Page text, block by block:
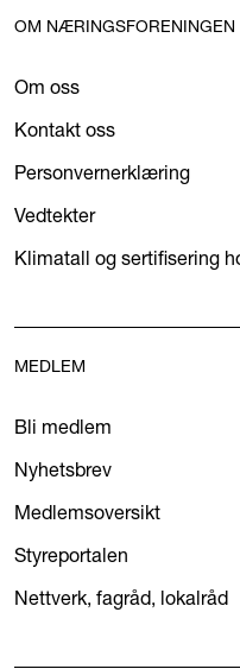
OM NÆRINGSFORENINGEN
Om oss
Kontakt oss
Personvernerklæring
Vedtekter
Klimatall og sertifisering
MEDLEM
Bli medlem
Nyhetsbrev
Medlemsoversikt
Styreportalen
Nettverk, fagråd, lokalråd